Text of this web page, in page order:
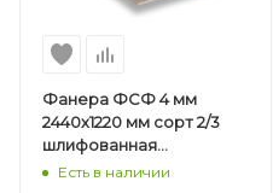
Фанера ФСФ 4 мм
2440х1220 мм сорт 2/3
шлифованная
березовая
Есть в наличии